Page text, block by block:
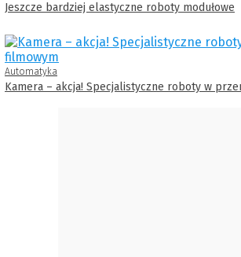
Jeszcze bardziej elastyczne roboty modułowe
Automatyka
Kamera – akcja! Specjalistyczne roboty w